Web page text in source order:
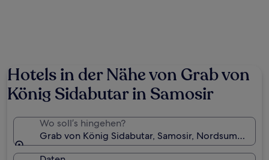
Hotels in der Nähe von Grab von
König Sidabutar in Samosir
Wo soll’s hingehen?
Grab von König Sidabutar, Samosir, Nordsumatra,